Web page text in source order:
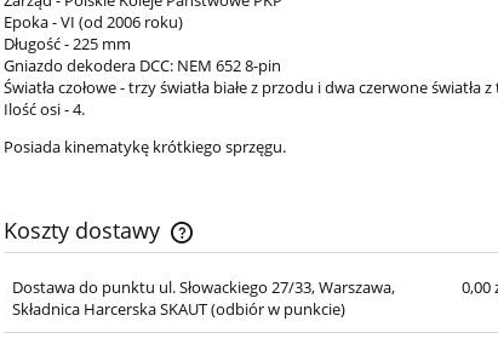
Epoka - VI (od 2006 roku)
Długość - 225 mm
Gniazdo dekodera DCC: NEM 652 8-pin
Światła czołowe - trzy światła białe z przodu i dwa czerwone światła
Ilość osi - 4.
Posiada kinematykę krótkiego sprzęgu.
Koszty dostawy
Cena nie zawiera ewentualnych kosztów
płatności
Dostawa do punktu ul. Słowackiego 27/33, Warszawa,
Składnica Harcerska SKAUT(odbiór w punkcie)
0,00